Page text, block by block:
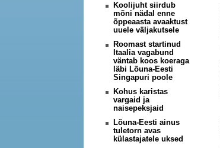
Koolijuht siirdub
mõni nädal enne
õppeaasta avaaktust
uuele väljakutsele
Roomast startinud
Itaalia vagabund
väntab koos koeraga
läbi Lõuna-Eesti
Singapuri poole
Kohus karistas
vargaid ja
naisepeksjaid
Lõuna-Eesti ainus
tuletorn avas
külastajatele uksed